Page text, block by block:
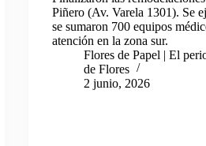
Piñero (Av. Varela 1301). Se
se sumaron 700 equipos
atención en la zona sur.
Flores de Papel | El
de Flores
2 junio, 2026